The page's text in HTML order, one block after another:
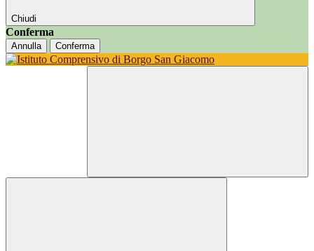
Chiudi
Conferma
Annulla Conferma